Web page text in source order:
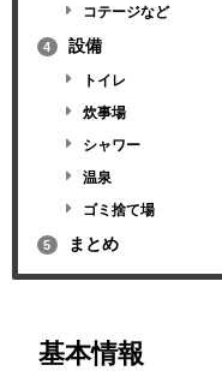
コテージなど
4 設備
トイレ
炊事場
シャワー
温泉
ゴミ捨て場
5 まとめ
基本情報